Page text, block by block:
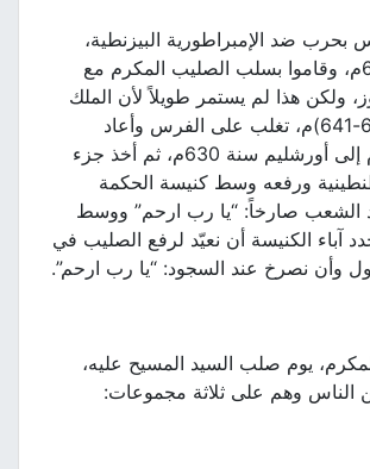
بحرب ضد الإمبراطورية البيزنطية،
سنة 614م، وقاموا بسلب الصليب المكرم مع
ولكن هذا لم يستمر طويلاً لأن الملك
هراقليوس (610-641)م، تغلب على الفرس وأعاد
الصليب المكرم إلى أورشليم سنة 630م، ثم أخذ جزء
ورفعه وسط كنيسة الحكمة
صارخاً: “يا رب ارحم” ووسط
آباء الكنيسة أن نعيّد لرفع الصليب في
يوم صلب السيد المسيح عليه،
الناس وهم على ثلاثة مجموعات: